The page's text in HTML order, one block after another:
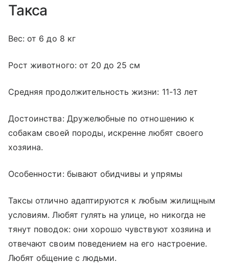
Такса
Вес: от 6 до 8 кг
Рост животного: от 20 до 25 см
Средняя продолжительность жизни: 11-13 лет
Достоинства: Дружелюбные по отношению к
собакам своей породы, искренне любят своего
хозяина.
Особенности: бывают обидчивы и упрямы
Таксы отлично адаптируются к любым жилищным
условиям. Любят гулять на улице, но никогда не
тянут поводок: они хорошо чувствуют хозяина и
отвечают своим поведением на его настроение.
Любят общение с людьми.